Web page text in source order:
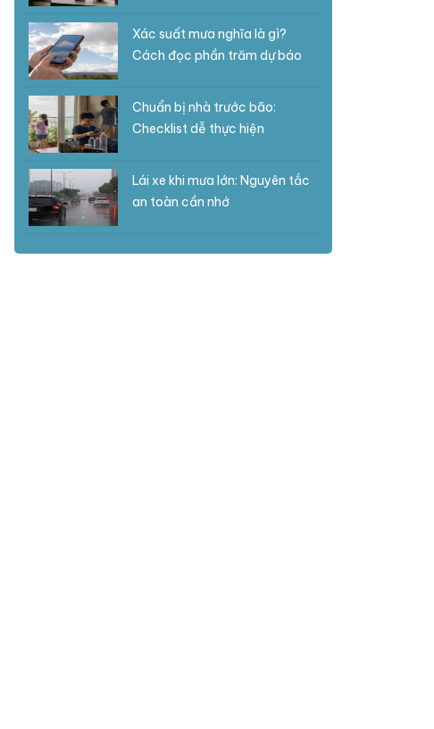
Xác suất mưa nghĩa là gì?
Cách đọc phần trăm dự báo
Chuẩn bị nhà trước bão:
Checklist dễ thực hiện
Lái xe khi mưa lớn: Nguyên tắc
an toàn cần nhớ